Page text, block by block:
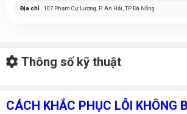
Địa chỉ· 107 Phạm Cự Lượng, P. An Hải, TP Đà Nẵng
CÁCH KHẮC PHỤC LỖI KHÔNG
Thông số kỹ thuật